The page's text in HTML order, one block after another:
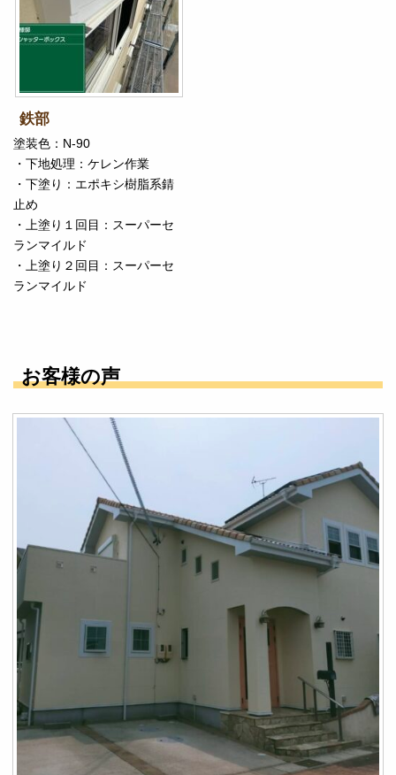
鉄部
塗装色：N-90
・下地処理：ケレン作業
・下塗り：エポキシ樹脂系錆
止め
・上塗り１回目：スーパーセ
ランマイルド
・上塗り２回目：スーパーセ
ランマイルド
お客様の声